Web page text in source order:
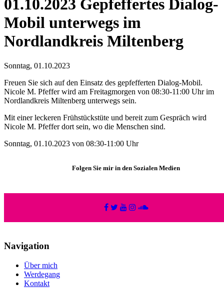
Themen
Blog
Kontakt
01.10.2023 Gepfeffertes Dialog-
Mobil unterwegs im
Nordlandkreis Miltenberg
Sonntag, 01.10.2023
Freuen Sie sich auf den Einsatz des gepfefferten Dialog-Mobil.
Nicole M. Pfeffer wird am Freitagmorgen von 08:30-11:00 Uhr im
Nordlandkreis Miltenberg unterwegs sein.
Mit einer leckeren Frühstückstüte und bereit zum Gespräch wird
Nicole M. Pfeffer dort sein, wo die Menschen sind.
Sonntag, 01.10.2023 von 08:30-11:00 Uhr
Folgen Sie mir in den Sozialen Medien
Navigation
Über mich
Werdegang
Kontakt